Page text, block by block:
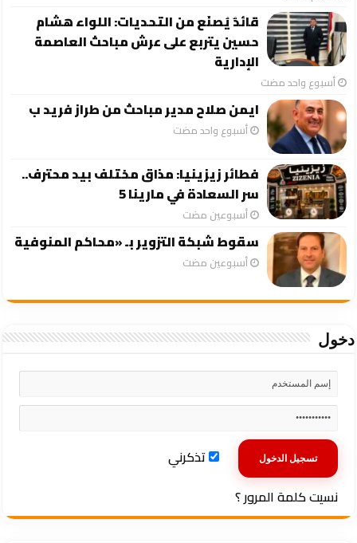
قائدٌ يُصنَع من التحديات: اللواء هشام
حسين يتربع على عرش مباحث العاصمة
الإدارية
‏أسبوع واحد مضت
ايمن صلاح مدير مباحث من طراز فريد ب
‏أسبوع واحد مضت
فطائر زيزينيا: مذاق مختلف بيد محترف..
سر السعادة في مارينا 5
‏أسبوعين مضت
سقوط شبكة التزوير بـ «محاكم المنوفية
‏أسبوعين مضت
دخول
تذكرني
نسيت كلمة المرور ؟